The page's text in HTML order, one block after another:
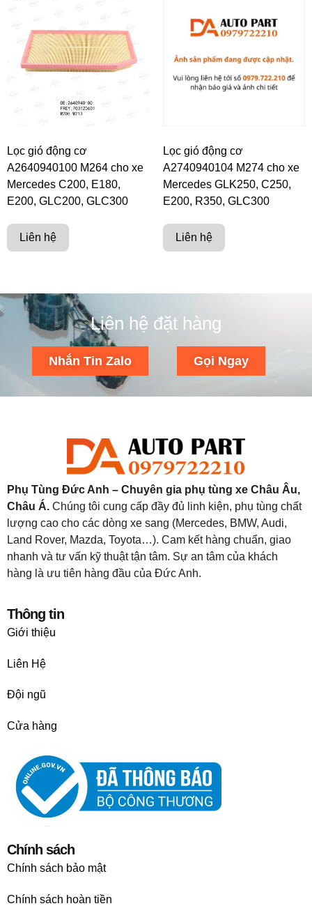
Lọc gió động cơ
A2640940100 M264 cho xe
Mercedes C200, E180,
E200, GLC200, GLC300
Liên hệ
Lọc gió động cơ
A2740940104 M274 cho xe
Mercedes GLK250, C250,
E200, R350, GLC300
Liên hệ
Liên hệ đặt hàng
Nhắn Tin Zalo Gọi Ngay
Phụ Tùng Đức Anh – Chuyên gia phụ tùng xe Châu Âu,
Châu Á. Chúng tôi cung cấp đầy đủ linh kiện, phụ tùng chất
lượng cao cho các dòng xe sang (Mercedes, BMW, Audi,
Land Rover, Mazda, Toyota…). Cam kết hàng chuẩn, giao
nhanh và tư vấn kỹ thuật tận tâm. Sự an tâm của khách
hàng là ưu tiên hàng đầu của Đức Anh.
Thông tin
Giới thiệu
Liên Hệ
Đội ngũ
Cửa hàng
Chính sách
Chính sách bảo mật
Chính sách hoàn tiền